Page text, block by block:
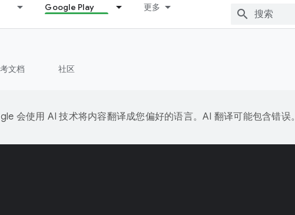
Google Play 更多
文档 社区
会使用 AI 技术将内容翻译成您偏好的语言。AI 翻译可能包含错误。